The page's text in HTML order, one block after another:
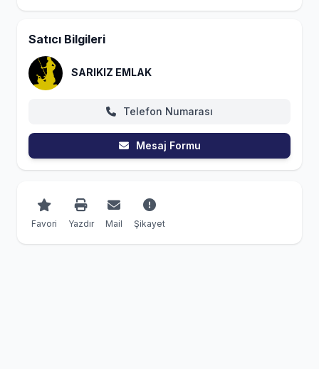
Satıcı Bilgileri
SARIKIZ EMLAK
Telefon Numarası
Mesaj Formu
Favori Yazdır Mail Şikayet